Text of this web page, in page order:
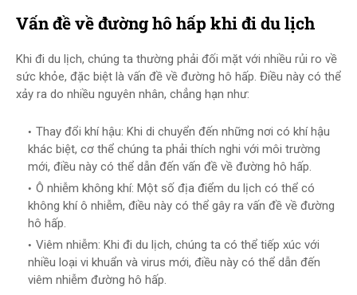
Vấn đề về đường hô hấp khi đi du lịch
Khi đi du lịch, chúng ta thường phải đối mặt với nhiều rủi ro về
sức khỏe, đặc biệt là vấn đề về đường hô hấp. Điều này có thể
xảy ra do nhiều nguyên nhân, chẳng hạn như:
Thay đổi khí hậu: Khi di chuyển đến những nơi có khí hậu
khác biệt, cơ thể chúng ta phải thích nghi với môi trường
mới, điều này có thể dẫn đến vấn đề về đường hô hấp.
Ô nhiễm không khí: Một số địa điểm du lịch có thể có
không khí ô nhiễm, điều này có thể gây ra vấn đề về đường
hô hấp.
Viêm nhiễm: Khi đi du lịch, chúng ta có thể tiếp xúc với
nhiều loại vi khuẩn và virus mới, điều này có thể dẫn đến
viêm nhiễm đường hô hấp.